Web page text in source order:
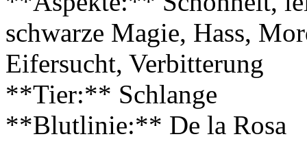
schwarze Magie, Hass,
Eifersucht, Verbitterung
**Tier:** Schlange
**Blutlinie:** De la Rosa